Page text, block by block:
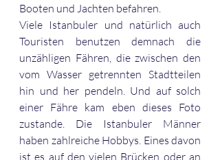
Booten und Jachten befahren.
Viele Istanbuler und natürlich auch
Touristen benutzen demnach die
unzähligen Fähren, die zwischen den
vom Wasser getrennten Stadtteilen
hin und her pendeln. Und auf solch
einer Fähre kam eben dieses Foto
zustande. Die Istanbuler Männer
haben zahlreiche Hobbys. Eines davon
ist es auf den vielen Brücken oder an